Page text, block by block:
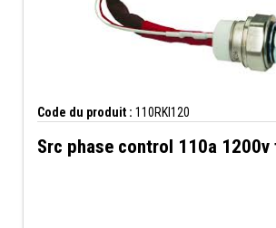
Code du produit : 110RKI120
Src phase control 110a 1200v